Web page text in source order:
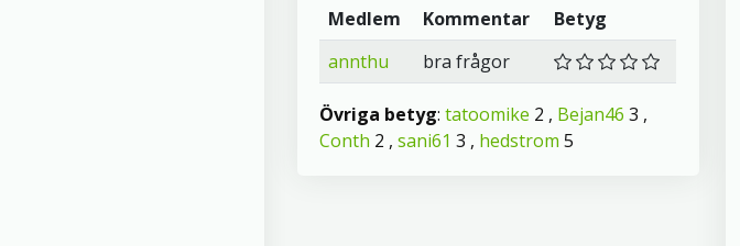
Medlem Kommentar
Betyg
annthu
bra frågor
Övriga betyg: tatoomike 2 , Bejan46 3 ,
Conth 2 , sani61 3 , hedstrom 5